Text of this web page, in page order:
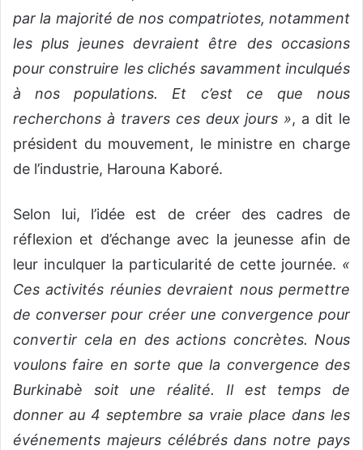
par la majorité de nos compatriotes, notamment
les plus jeunes devraient être des occasions
pour construire les clichés savamment inculqués
à nos populations. Et c’est ce que nous
recherchons à travers ces deux jours », a dit le
président du mouvement, le ministre en charge
de l’industrie, Harouna Kaboré.
Selon lui, l’idée est de créer des cadres de
réflexion et d’échange avec la jeunesse afin de
leur inculquer la particularité de cette journée. «
Ces activités réunies devraient nous permettre
de converser pour créer une convergence pour
convertir cela en des actions concrètes. Nous
voulons faire en sorte que la convergence des
Burkinabè soit une réalité. Il est temps de
donner au 4 septembre sa vraie place dans les
événements majeurs célébrés dans notre pays